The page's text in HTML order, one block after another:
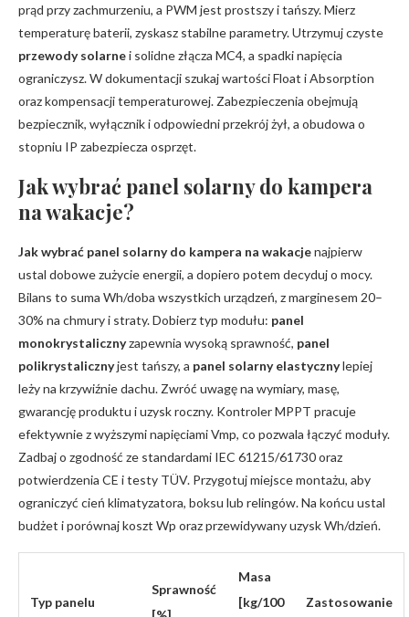
prąd przy zachmurzeniu, a PWM jest prostszy i tańszy. Mierz
temperaturę baterii, zyskasz stabilne parametry. Utrzymuj czyste
przewody solarnei solidne złącza MC4, a spadki napięcia
ograniczysz. W dokumentacji szukaj wartości Float i Absorption
oraz kompensacji temperaturowej. Zabezpieczenia obejmują
bezpiecznik, wyłącznik i odpowiedni przekrój żył, a obudowa o
stopniu IP zabezpiecza osprzęt.
Jak wybrać panel solarny do kampera
na wakacje?
Jak wybrać panel solarny do kampera na wakacjenajpierw
ustal dobowe zużycie energii, a dopiero potem decyduj o mocy.
Bilans to suma Wh/doba wszystkich urządzeń, z marginesem 20–
30% na chmury i straty. Dobierz typ modułu: panel
monokrystalicznyzapewnia wysoką sprawność, panel
polikrystalicznyjest tańszy, a panel solarny elastycznylepiej
leży na krzywiźnie dachu. Zwróć uwagę na wymiary, masę,
gwarancję produktu i uzysk roczny. Kontroler MPPT pracuje
efektywnie z wyższymi napięciami Vmp, co pozwala łączyć moduły.
Zadbaj o zgodność ze standardami IEC 61215/61730 oraz
potwierdzenia CE i testy TÜV. Przygotuj miejsce montażu, aby
ograniczyć cień klimatyzatora, boksu lub relingów. Na końcu ustal
budżet i porównaj koszt Wp oraz przewidywany uzysk Wh/dzień.
Typ panelu
Sprawność
Masa
[kg/100
Zastosowanie